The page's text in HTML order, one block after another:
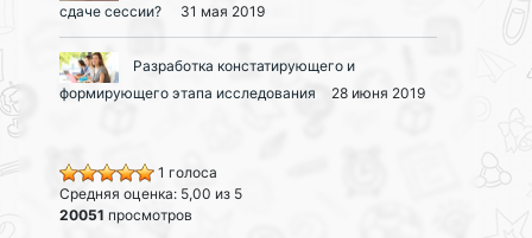
сдаче сессии?
31 мая 2019
Разработка констатирующего и
формирующего этапа исследования
28 июня 2019
1 голоса
Средняя оценка: 5,00 из 5
20051 просмотров